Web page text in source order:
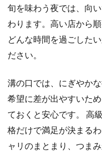
1.2
を比
較す
軸
1.3
旬の
ネタ
と地
域性
旬を味わう夜では、向
わります。高い店から
どんな時間を過ごした
ださい。
溝の口では、にぎやか
希望に差が出やすいた
ておくと安心です。 高
格だけで満足が決まる
ャリのまとまり、つま